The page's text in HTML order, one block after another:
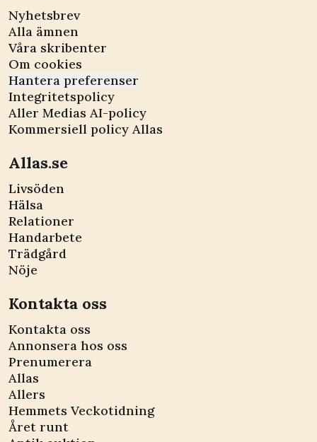
Nyhetsbrev
Alla ämnen
Våra skribenter
Om cookies
Hantera preferenser
Integritetspolicy
Aller Medias AI-policy
Kommersiell policy Allas
Allas.se
Livsöden
Hälsa
Relationer
Handarbete
Trädgård
Nöje
Kontakta oss
Kontakta oss
Annonsera hos oss
Prenumerera
Allas
Allers
Hemmets Veckotidning
Året runt